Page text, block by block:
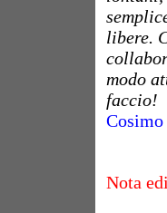
libere.
modo
faccio!
Cosimo
Nota